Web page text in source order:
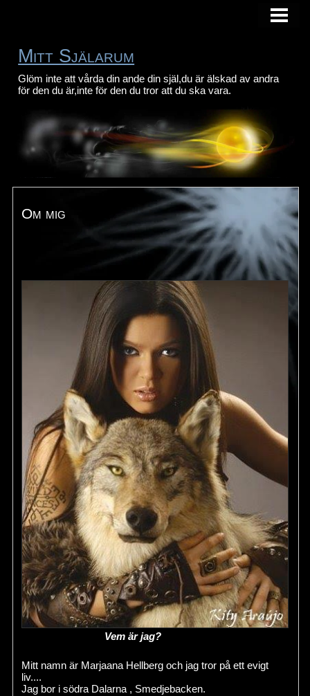
VAD JAG KAN ERBJUDA
KONTAKTA
Mitt Själarum
Glöm inte att vårda din ande din själ,du är älskad av andra
för den du är,inte för den du tror att du ska vara.
Om mig
Vem är jag?
Mitt namn är Marjaana Hellberg och jag tror på ett evigt
liv....
Jag bor i södra Dalarna , Smedjebacken.